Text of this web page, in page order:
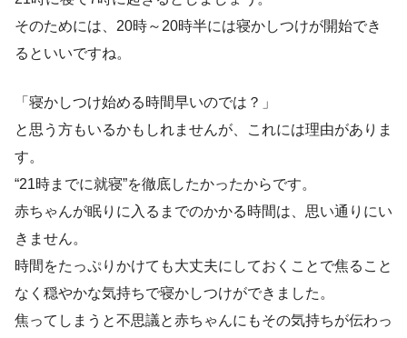
そのためには、20時～20時半には寝かしつけが開始でき
るといいですね。
「寝かしつけ始める時間早いのでは？」
と思う方もいるかもしれませんが、これには理由がありま
す。
“21時までに就寝”を徹底したかったからです。
赤ちゃんが眠りに入るまでのかかる時間は、思い通りにい
きません。
時間をたっぷりかけても大丈夫にしておくことで焦ること
なく穏やかな気持ちで寝かしつけができました。
焦ってしまうと不思議と赤ちゃんにもその気持ちが伝わっ